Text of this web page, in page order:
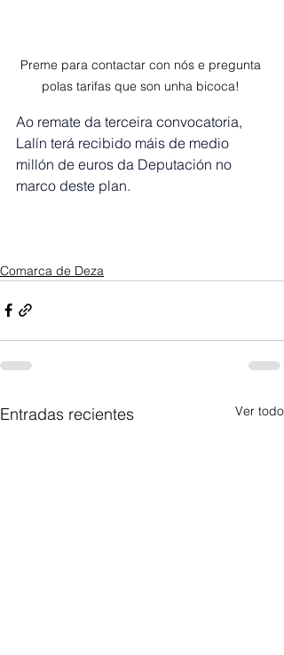
Preme para contactar con nós e pregunta
polas tarifas que son unha bicoca!
Ao remate da terceira convocatoria,
Lalín terá recibido máis de medio
millón de euros da Deputación no
marco deste plan.
Comarca de Deza
Entradas recientes Ver todo